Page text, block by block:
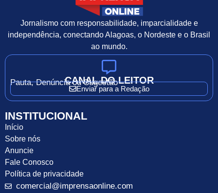
Jornalismo com responsabilidade, imparcialidade e
independência, conectando Alagoas, o Nordeste e o Brasil
ao mundo.
CANAL DO LEITOR
Pauta, Denúncia ou Sugestão
Enviar para a Redação
INSTITUCIONAL
Início
Sobre nós
Anuncie
Fale Conosco
Política de privacidade
comercial@imprensaonline.com